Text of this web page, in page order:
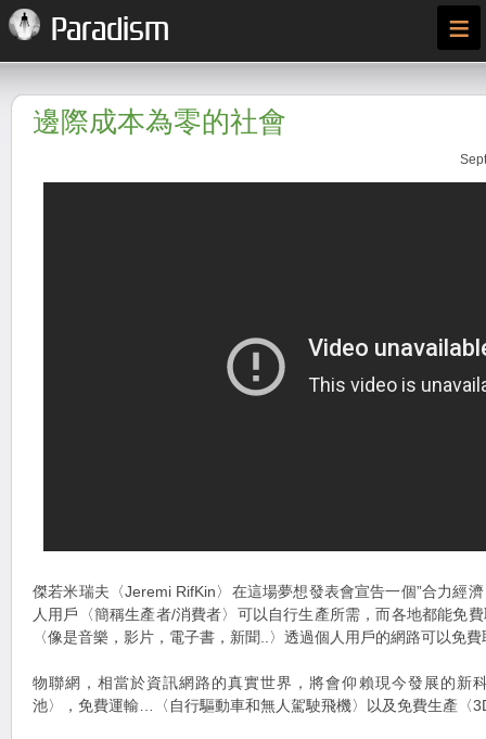
Paradism ≡
邊際成本為零的社會
傑若米瑞夫〈Jeremi RifKin〉在這場夢想發表會宣告一個”合力經
人用戶〈簡稱生產者/消費者〉可以自行生產所需，而各地都能免
〈像是音樂，影片，電子書，新聞..〉透過個人用戶的網路可以免費
物聯網，相當於資訊網路的真實世界，將會仰賴現今發展的新
池〉，免費運輸…〈自行驅動車和無人駕駛飛機〉以及免費生產〈